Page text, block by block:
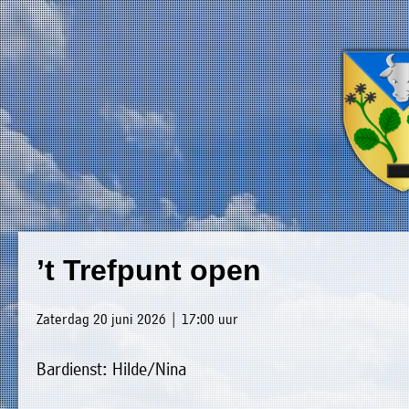
’t Trefpunt open
Zaterdag 20 juni 2026 | 17:00 uur
Bardienst: Hilde/Nina
»
Home
»
Welkom
»
Nieuws
Luxwoude.net
website@luxwoude.net
Plaatselijk
belang
Op
dit
moment